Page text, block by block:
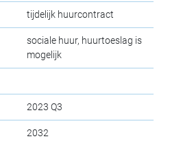
tijdelijk huurcontract
sociale huur, huurtoeslag is
mogelijk
2023 Q3
2032